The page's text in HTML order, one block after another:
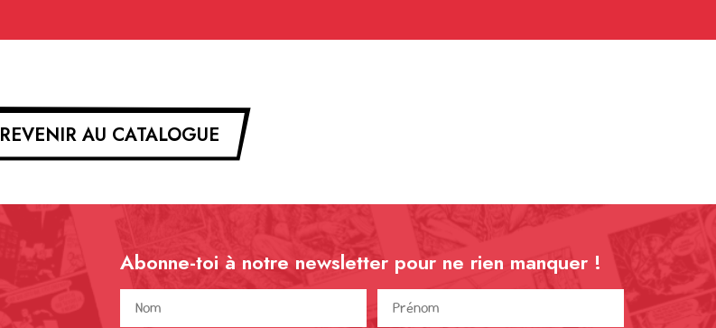
REVENIR AU CATALOGUE
Abonne-toi à notre newsletter pour ne rien manquer !